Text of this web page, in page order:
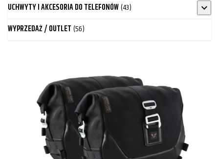
UCHWYTY I AKCESORIA DO TELEFONÓW(43)
WYPRZEDAŻ / OUTLET (56)